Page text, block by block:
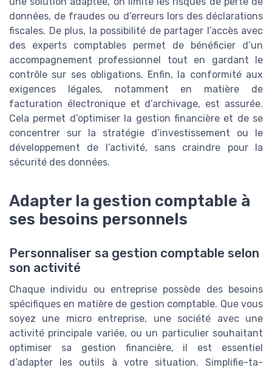
données, de fraudes ou d’erreurs lors des déclarations
fiscales. De plus, la possibilité de partager l’accès avec
des experts comptables permet de bénéficier d’un
accompagnement professionnel tout en gardant le
contrôle sur ses obligations. Enfin, la conformité aux
exigences légales, notamment en matière de
facturation électronique et d’archivage, est assurée.
Cela permet d’optimiser la gestion financière et de se
concentrer sur la stratégie d’investissement ou le
développement de l’activité, sans craindre pour la
sécurité des données.
Adapter la gestion comptable à
ses besoins personnels
Personnaliser sa gestion comptable selon
son activité
Chaque individu ou entreprise possède des besoins
spécifiques en matière de gestion comptable. Que vous
soyez une micro entreprise, une société avec une
activité principale variée, ou un particulier souhaitant
optimiser sa gestion financière, il est essentiel
d’adapter les outils à votre situation. Simplifie-ta-